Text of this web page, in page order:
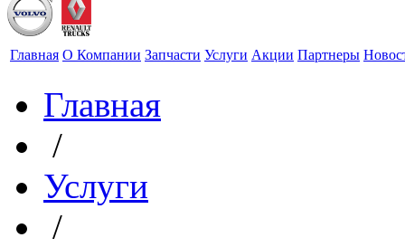
Главная О Компании Запчасти Услуги Акции Партнеры
Главная
/
Услуги
/